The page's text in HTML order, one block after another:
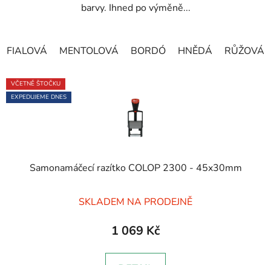
barvy. Ihned po výměně...
FIALOVÁ MENTOLOVÁ BORDÓ HNĚDÁ RŮŽOVÁ
VČETNĚ ŠTOČKU
EXPEDUJEME DNES
Samonamáčecí razítko COLOP 2300 - 45x30mm
hodnocení
produktu
5,0
SKLADEM NA PRODEJNĚ
1 069 Kč